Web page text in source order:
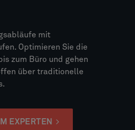
mit
Optimieren Sie die
zum Büro und gehen
über traditionelle
EXPERTEN